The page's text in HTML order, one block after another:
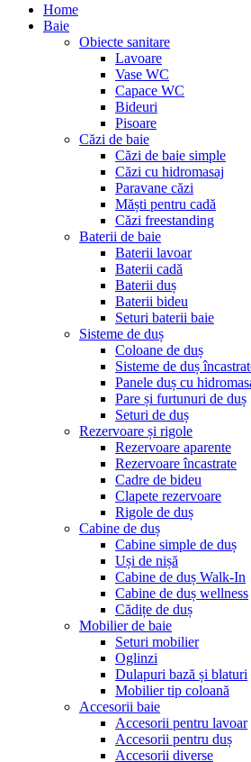
Home
Baie
Obiecte sanitare
Lavoare
Vase WC
Capace WC
Bideuri
Pisoare
Căzi de baie
Căzi de baie simple
Căzi cu hidromasaj
Paravane căzi
Măști pentru cadă
Căzi freestanding
Baterii de baie
Baterii lavoar
Baterii cadă
Baterii duș
Baterii bideu
Seturi baterii baie
Sisteme de duș
Coloane de duș
Sisteme de duș
Panele duș cu
Pare și furtunuri de duș
Seturi de duș
Rezervoare și rigole
Rezervoare aparente
Rezervoare încastrate
Cadre de bideu
Clapete rezervoare
Rigole de duș
Cabine de duș
Cabine simple de duș
Uși de nișă
Cabine de duș Walk-In
Cabine de duș wellness
Cădițe de duș
Mobilier de baie
Seturi mobilier
Oglinzi
Dulapuri bază și blaturi
Mobilier tip coloană
Accesorii baie
Accesorii pentru lavoar
Accesorii pentru duș
Accesorii diverse